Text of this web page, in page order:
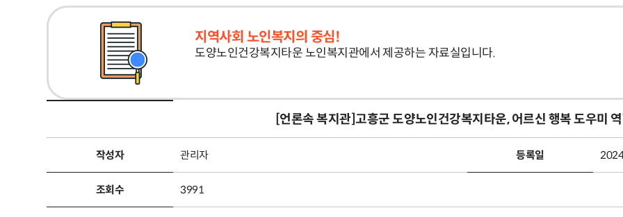
지역사회 노인복지의 중심!
도양노인건강복지타운 노인복지관에서 제공하는 자료실입니다.
[언론속 복지관]고흥군 도양노인건강복지타운, 어르신 행복 도우미
작성자 관리자 등록일
조회수 3991